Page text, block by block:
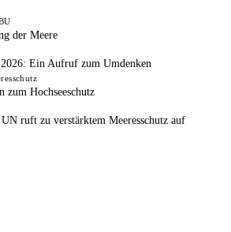
der Meere
2026: Ein Aufruf zum Umdenken
zum Hochseeschutz
ruft zu verstärktem Meeresschutz auf